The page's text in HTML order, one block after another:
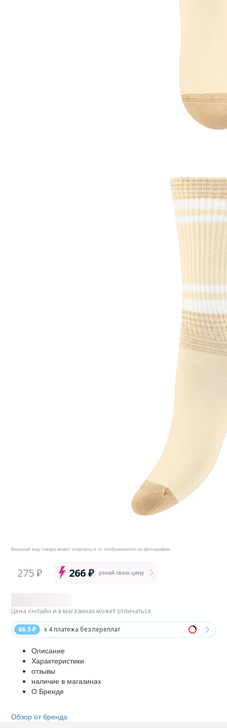
Внешний вид товара может отличаться от изображенного на фотографии.
275 ₽ 266 ₽ узнай свою цену
66.5 ₽ x 4 платежа без переплат
Цена онлайн и в магазинах может отличаться.
Описание
Характеристики
отзывы
наличие в магазинах
О Бренде
Обзор от бренда